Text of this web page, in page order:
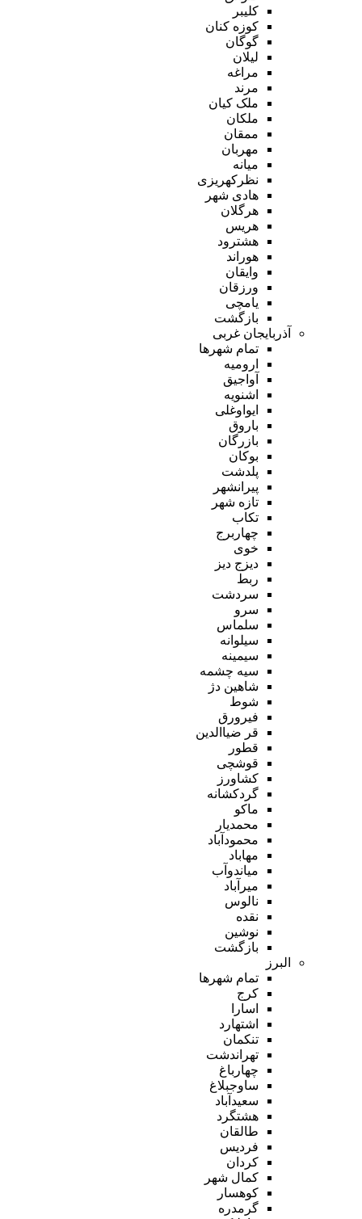
کلیبر
کوزه کنان
گوگان
لیلان
مراغه
مرند
ملک کیان
ملکان
ممقان
مهربان
میانه
نظرکهریزی
هادی شهر
هرگلان
هریس
هشترود
هوراند
وایقان
ورزقان
یامچی
بازگشت
آذربایجان غربی
تمام شهر‌ها
ارومیه
آواجیق
اشنویه
ایواوغلی
باروق
بازرگان
بوکان
پلدشت
پیرانشهر
تازه شهر
تکاب
چهاربرج
خوی
دیزج دیز
ربط
سردشت
سرو
سلماس
سیلوانه
سیمینه
سیه چشمه
شاهین دژ
شوط
فیرورق
قر ضیاالدین
قطور
قوشچی
کشاورز
گردکشانه
ماکو
محمدیار
محمودآباد
مهاباد
میاندوآب
میرآباد
نالوس
نقده
نوشین
بازگشت
البرز
تمام شهر‌ها
کرج
اسارا
اشتهارد
تنکمان
تهراندشت
چهارباغ
ساوجبلاغ
سعیدآباد
هشتگرد
طالقان
فردیس
کردان
کمال شهر
کوهسار
گرمدره